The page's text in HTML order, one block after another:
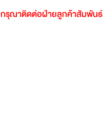
กรุณาติดต่อฝ่ายลูกค้าสัมพันธ์